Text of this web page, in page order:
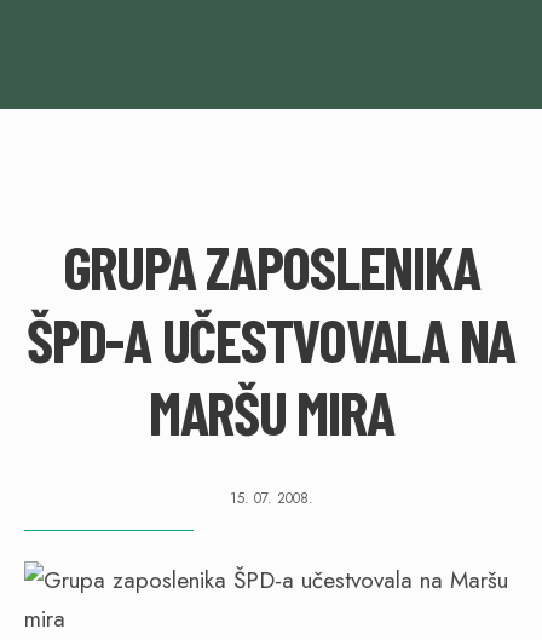
GRUPA ZAPOSLENIKA
ŠPD-A UČESTVOVALA NA
MARŠU MIRA
15. 07. 2008.